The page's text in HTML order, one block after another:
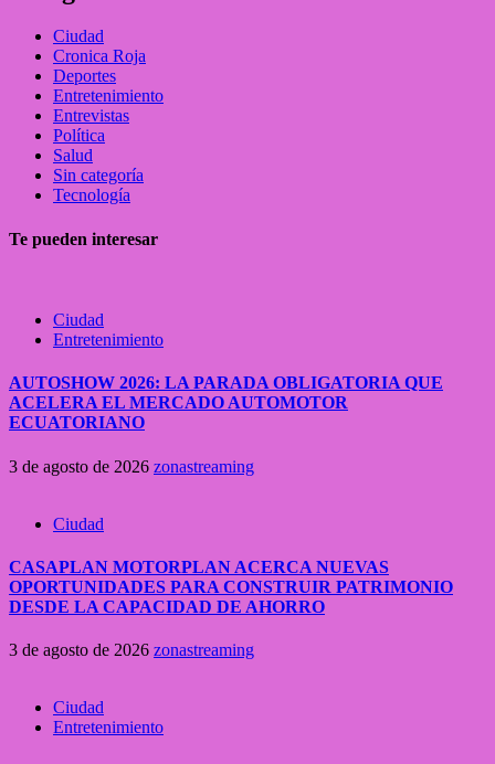
Ciudad
Cronica Roja
Deportes
Entretenimiento
Entrevistas
Política
Salud
Sin categoría
Tecnología
Te pueden interesar
Ciudad
Entretenimiento
AUTOSHOW 2026: LA PARADA OBLIGATORIA QUE
ACELERA EL MERCADO AUTOMOTOR
ECUATORIANO
3 de agosto de 2026 zonastreaming
Ciudad
CASAPLAN MOTORPLAN ACERCA NUEVAS
OPORTUNIDADES PARA CONSTRUIR PATRIMONIO
DESDE LA CAPACIDAD DE AHORRO
3 de agosto de 2026 zonastreaming
Ciudad
Entretenimiento